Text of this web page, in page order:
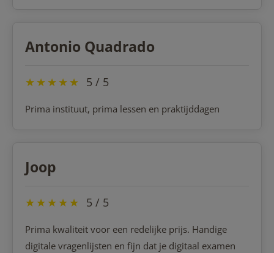
Antonio Quadrado
★★★★★ 5 / 5
Prima instituut, prima lessen en praktijddagen
Joop
★★★★★ 5 / 5
Prima kwaliteit voor een redelijke prijs. Handige
digitale vragenlijsten en fijn dat je digitaal examen